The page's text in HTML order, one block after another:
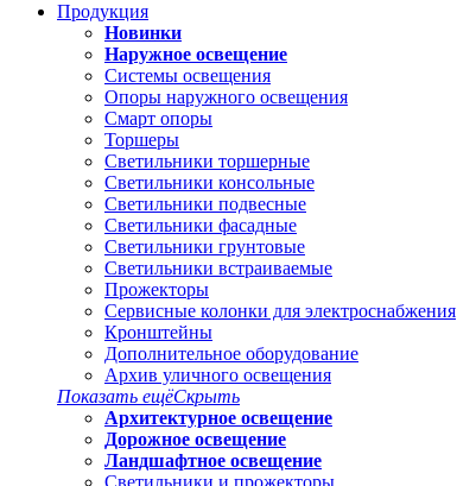
Продукция
Новинки
Наружное освещение
Системы освещения
Опоры наружного освещения
Смарт опоры
Торшеры
Светильники торшерные
Светильники консольные
Светильники подвесные
Светильники фасадные
Светильники грунтовые
Светильники встраиваемые
Прожекторы
Сервисные колонки для электроснабжения
Кронштейны
Дополнительное оборудование
Архив уличного освещения
Показать ещёСкрыть
Архитектурное освещение
Дорожное освещение
Ландшафтное освещение
Светильники и прожекторы